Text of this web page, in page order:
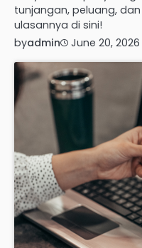
tunjangan, peluang,
ulasannya di sini!
byadmin June 20, 2026